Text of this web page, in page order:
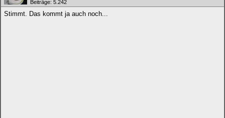
Beiträge: 5.242
Stimmt. Das kommt ja auch noch...